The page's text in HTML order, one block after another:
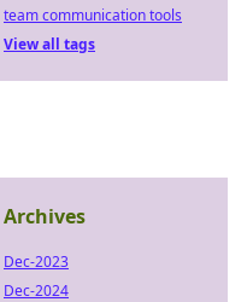
team communication tools
View all tags
Archives
Dec-2023
Dec-2024